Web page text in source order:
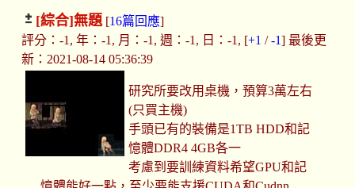
[綜合]無題[16篇回應]
評分：-1, 年：-1, 月：-1, 週：-1, 日：-1, [+1 /-1] 最後更
新：2021-08-14 05:36:39
研究所要改用桌機，預算3萬左右
(只買主機)
手頭已有的裝備是1TB HDD和記
憶體DDR4 4GB各一
考慮到要訓練資料希望GPU和記